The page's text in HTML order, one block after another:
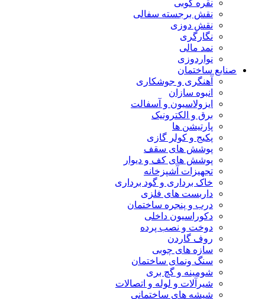
نقره کوبی
نقش برجسته سفالی
نقش دوزی
نگارگری
نمد مالی
نواردوزی
صنایع ساختمان
آهنگری و جوشکاری
انبوه سازان
ایزولاسیون و آسفالت
برق و الکترونیک
پارتیشن ها
پکیج و کولر گازی
پوشش های سقف
پوشش های کف و دیوار
تجهیزات آشپزخانه
خاک برداری و گود برداری
داربست های فلزی
درب و پنجره ساختمان
دکوراسیون داخلی
دوخت و نصب پرده
روف گاردن
سازه های چوبی
سنگ ونمای ساختمان
شومینه و گچ بری
شیرآلات و لوله و اتصالات
شیشه های ساختمانی